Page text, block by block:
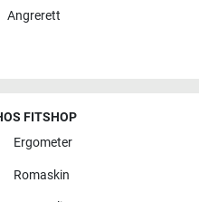
Angrerett
FITSHOP
Ergometer
Romaskin